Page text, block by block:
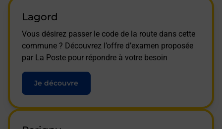
Lagord
Vous désirez passer le code de la route dans cette
commune ? Découvrez l’offre d’examen proposée
par La Poste pour répondre à votre besoin
Je découvre